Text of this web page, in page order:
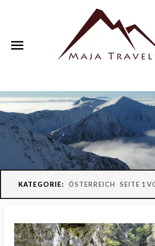
KATEGORIE: ÖSTERREICH SEITE 1